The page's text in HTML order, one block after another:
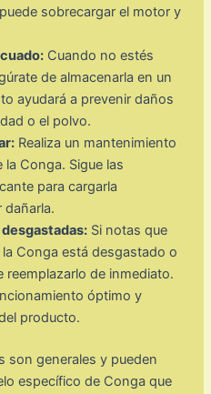
sobrecargar el motor y
Cuando no estés
de almacenarla en un
ayudará a prevenir daños
o el polvo.
Realiza un mantenimiento
la Conga. Sigue las
para cargarla
dañarla.
Si notas que
Conga está desgastado o
de inmediato.
óptimo y
producto.
son generales y pueden
específico de Conga que